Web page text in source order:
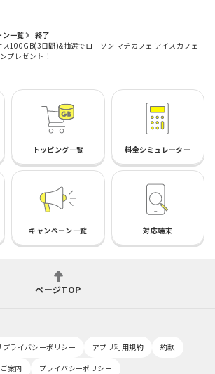
ン一覧
終了
100GB(3日間)&抽選でローソン マチカフェ アイスカフェ
プレゼント！
トッピング一覧 料金シミュレーター
キャンペーン一覧 対応端末
ページTOP
プライバシーポリシー アプリ利用規約
約款
案内
プライバシーポリシー